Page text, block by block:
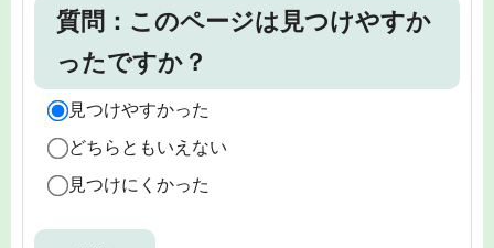
質問：このページは見つけやすか
ったですか？
見つけやすかった
どちらともいえない
見つけにくかった